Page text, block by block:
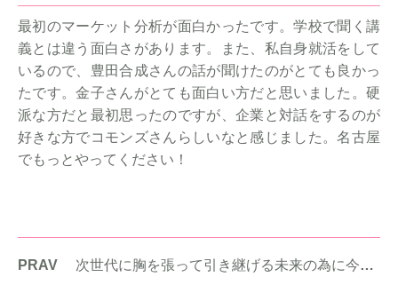
最初のマーケット分析が面白かったです。学校で聞く講
義とは違う面白さがあります。また、私自身就活をして
いるので、豊田合成さんの話が聞けたのがとても良かっ
たです。金子さんがとても面白い方だと思いました。硬
派な方だと最初思ったのですが、企業と対話をするのが
好きな方でコモンズさんらしいなと感じました。名古屋
でもっとやってください！
PRAV
次世代に胸を張って引き継げる未来の為に今自分ができること、しっかり考えていきたいと思います。